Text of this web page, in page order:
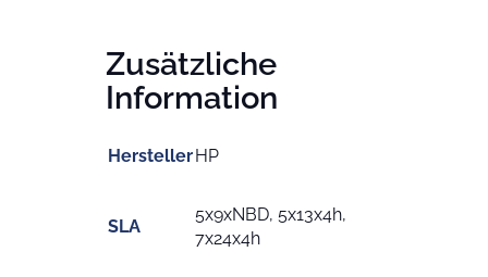
Zusätzliche
Information
HerstellerHP
SLA
5x9xNBD, 5x13x4h,
7x24x4h